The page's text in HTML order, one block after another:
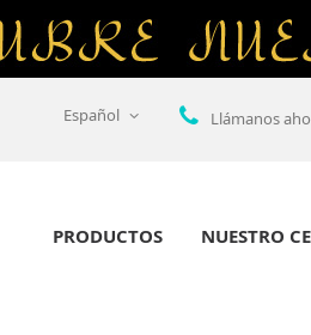
Llámanos
Español
PRODUCTOS NUESTRO